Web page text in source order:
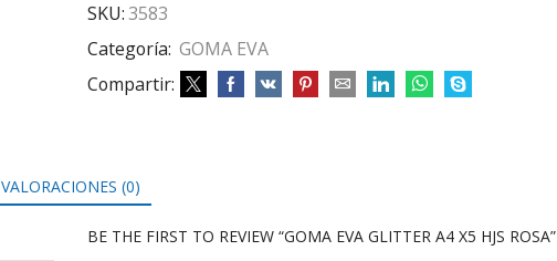
SKU:3583
Categoría: GOMA EVA
Compartir:
VALORACIONES (0)
BE THE FIRST TO REVIEW “GOMA EVA GLITTER A4 X5 HJS ROSA”